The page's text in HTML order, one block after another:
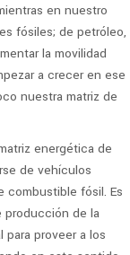
en nuestro
fósiles; de petróleo,
la movilidad
a crecer en ese
nuestra matriz de
energética de
de vehículos
combustible fósil. Es
producción de la
proveer a los